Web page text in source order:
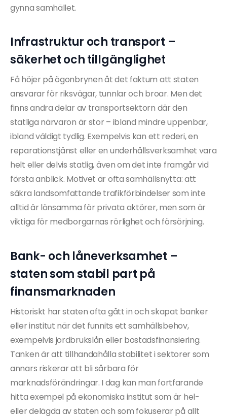
gynna samhället.
Infrastruktur och transport –
säkerhet och tillgänglighet
Få höjer på ögonbrynen åt det faktum att staten
ansvarar för riksvägar, tunnlar och broar. Men det
finns andra delar av transportsektorn där den
statliga närvaron är stor – ibland mindre uppenbar,
ibland väldigt tydlig. Exempelvis kan ett rederi, en
reparationstjänst eller en underhållsverksamhet vara
helt eller delvis statlig, även om det inte framgår vid
första anblick. Motivet är ofta samhällsnytta: att
säkra landsomfattande trafikförbindelser som inte
alltid är lönsamma för privata aktörer, men som är
viktiga för medborgarnas rörlighet och försörjning.
Bank- och låneverksamhet –
staten som stabil part på
finansmarknaden
Historiskt har staten ofta gått in och skapat banker
eller institut när det funnits ett samhällsbehov,
exempelvis jordbrukslån eller bostadsfinansiering.
Tanken är att tillhandahålla stabilitet i sektorer som
annars riskerar att bli sårbara för
marknadsförändringar. I dag kan man fortfarande
hitta exempel på ekonomiska institut som är hel-
eller delägda av staten och som fokuserar på allt